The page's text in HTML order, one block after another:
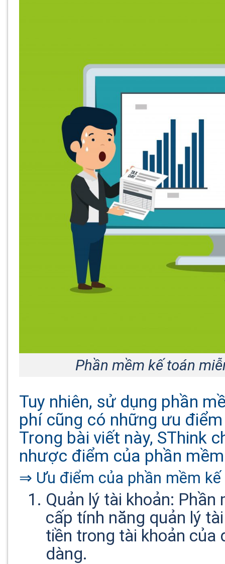
Phần mềm kế toán
Tuy nhiên, sử dụng phần
phí cũng có những ưu
Trong bài viết này, SThink
nhược điểm của phần
⇒ Ưu điểm của phần mềm
Quản lý tài khoản:
cấp tính năng quản lý
tiền trong tài khoản của
dàng.